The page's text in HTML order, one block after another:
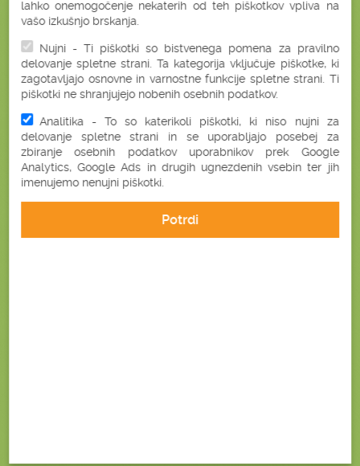
NARAVNO
ZDRAVO
BONATURA NA FACEBOOKU
Bonatura - dobro narave
BONATURA NA INSTAGRAMU
lahko onemogočenje nekaterih od teh piškotkov vpliva na
vašo izkušnjo brskanja.
Nujni - Ti piškotki so bistvenega pomena za pravilno
delovanje spletne strani. Ta kategorija vključuje piškotke, ki
zagotavljajo osnovne in varnostne funkcije spletne strani. Ti
piškotki ne shranjujejo nobenih osebnih podatkov.
Analitika - To so katerikoli piškotki, ki niso nujni za
delovanje spletne strani in se uporabljajo posebej za
zbiranje osebnih podatkov uporabnikov prek Google
Analytics, Google Ads in drugih ugnezdenih vsebin ter jih
imenujemo nenujni piškotki.
Potrdi